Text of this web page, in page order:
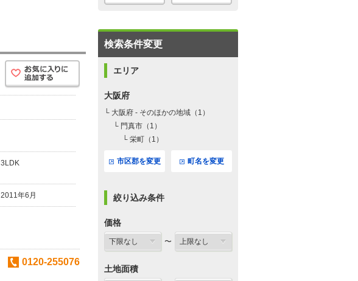
3LDK
2011年6月
0120-255076
検索条件変更
エリア
大阪府
└ 大阪府 - そのほかの地域（1）
└ 門真市（1）
└ 栄町（1）
市区郡を変更 町名を変更
絞り込み条件
価格
〜
土地面積